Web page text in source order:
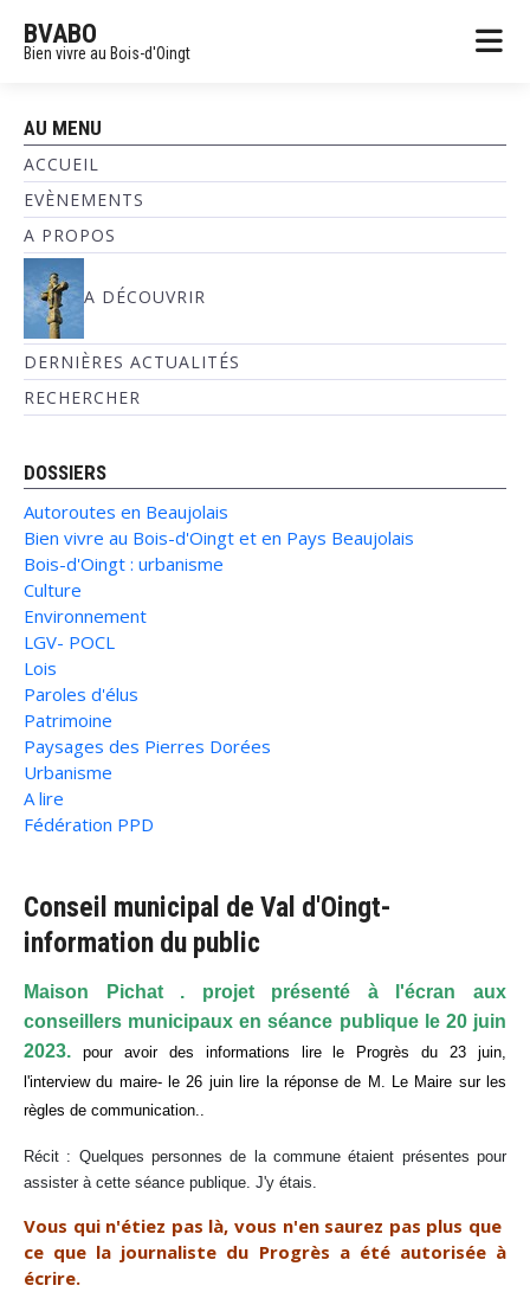
BVABO
Bien vivre au Bois-d'Oingt
AU MENU
ACCUEIL
EVÈNEMENTS
A PROPOS
A DÉCOUVRIR
DERNIÈRES ACTUALITÉS
RECHERCHER
DOSSIERS
Autoroutes en Beaujolais
Bien vivre au Bois-d'Oingt et en Pays Beaujolais
Bois-d'Oingt : urbanisme
Culture
Environnement
LGV- POCL
Lois
Paroles d'élus
Patrimoine
Paysages des Pierres Dorées
Urbanisme
A lire
Fédération PPD
Conseil municipal de Val d'Oingt-
information du public
Maison Pichat . projet présenté à l'écran aux
conseillers municipaux en séance publique le 20 juin
2023. pour avoir des informations lire le Progrès du 23 juin,
l'interview du maire- le 26 juin lire la réponse de M. Le Maire sur les
règles de communication..
Récit : Quelques personnes de la commune étaient présentes pour
assister à cette séance publique. J'y étais.
Vous qui n'étiez pas là, vous n'en saurez pas plus que
ce que la journaliste du Progrès a été autorisée à
écrire.